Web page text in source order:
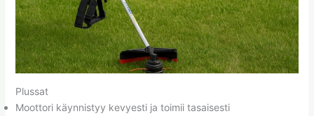
Plussat
Moottori käynnistyy kevyesti ja toimii tasaisesti